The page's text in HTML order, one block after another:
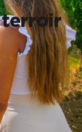
terroir